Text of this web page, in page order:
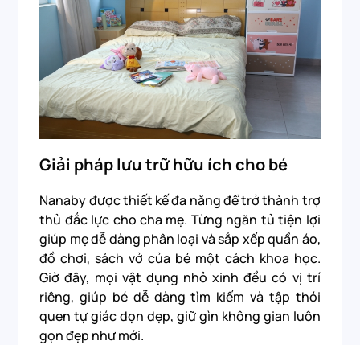
Giải pháp lưu trữ hữu ích cho bé
Nanaby được thiết kế đa năng để trở thành trợ
thủ đắc lực cho cha mẹ. Từng ngăn tủ tiện lợi
giúp mẹ dễ dàng phân loại và sắp xếp quần áo,
đồ chơi, sách vở của bé một cách khoa học.
Giờ đây, mọi vật dụng nhỏ xinh đều có vị trí
riêng, giúp bé dễ dàng tìm kiếm và tập thói
quen tự giác dọn dẹp, giữ gìn không gian luôn
gọn đẹp như mới.